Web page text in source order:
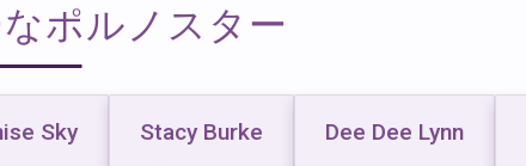
ポルノスター
Sky Stacy Burke Dee Dee Lynn